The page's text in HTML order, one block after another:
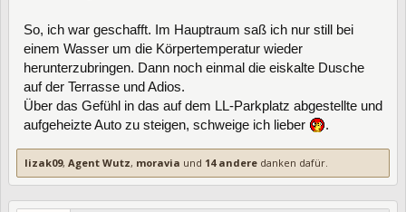
So, ich war geschafft. Im Hauptraum saß ich nur still bei
einem Wasser um die Körpertemperatur wieder
herunterzubringen. Dann noch einmal die eiskalte Dusche
auf der Terrasse und Adios.
Über das Gefühl in das auf dem LL-Parkplatz abgestellte und
aufgeheizte Auto zu steigen, schweige ich lieber
.
lizak09, Agent Wutz, moravia und 14 andere danken dafür.